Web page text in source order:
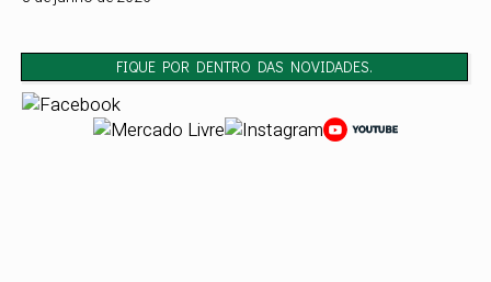
FIQUE POR DENTRO DAS NOVIDADES.